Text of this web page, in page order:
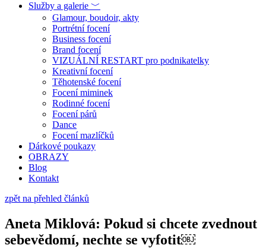
Služby a galerie ﹀
Glamour, boudoir, akty
Portrétní focení
Business focení
Brand focení
VIZUÁLNÍ RESTART pro podnikatelky
Kreativní focení
Těhotenské focení
Focení miminek
Rodinné focení
Focení párů
Dance
Focení mazlíčků
Dárkové poukazy
OBRAZY
Blog
Kontakt
zpět na přehled článků
Aneta Miklová: Pokud si chcete zvednout
sebevědomí, nechte se vyfotit￼